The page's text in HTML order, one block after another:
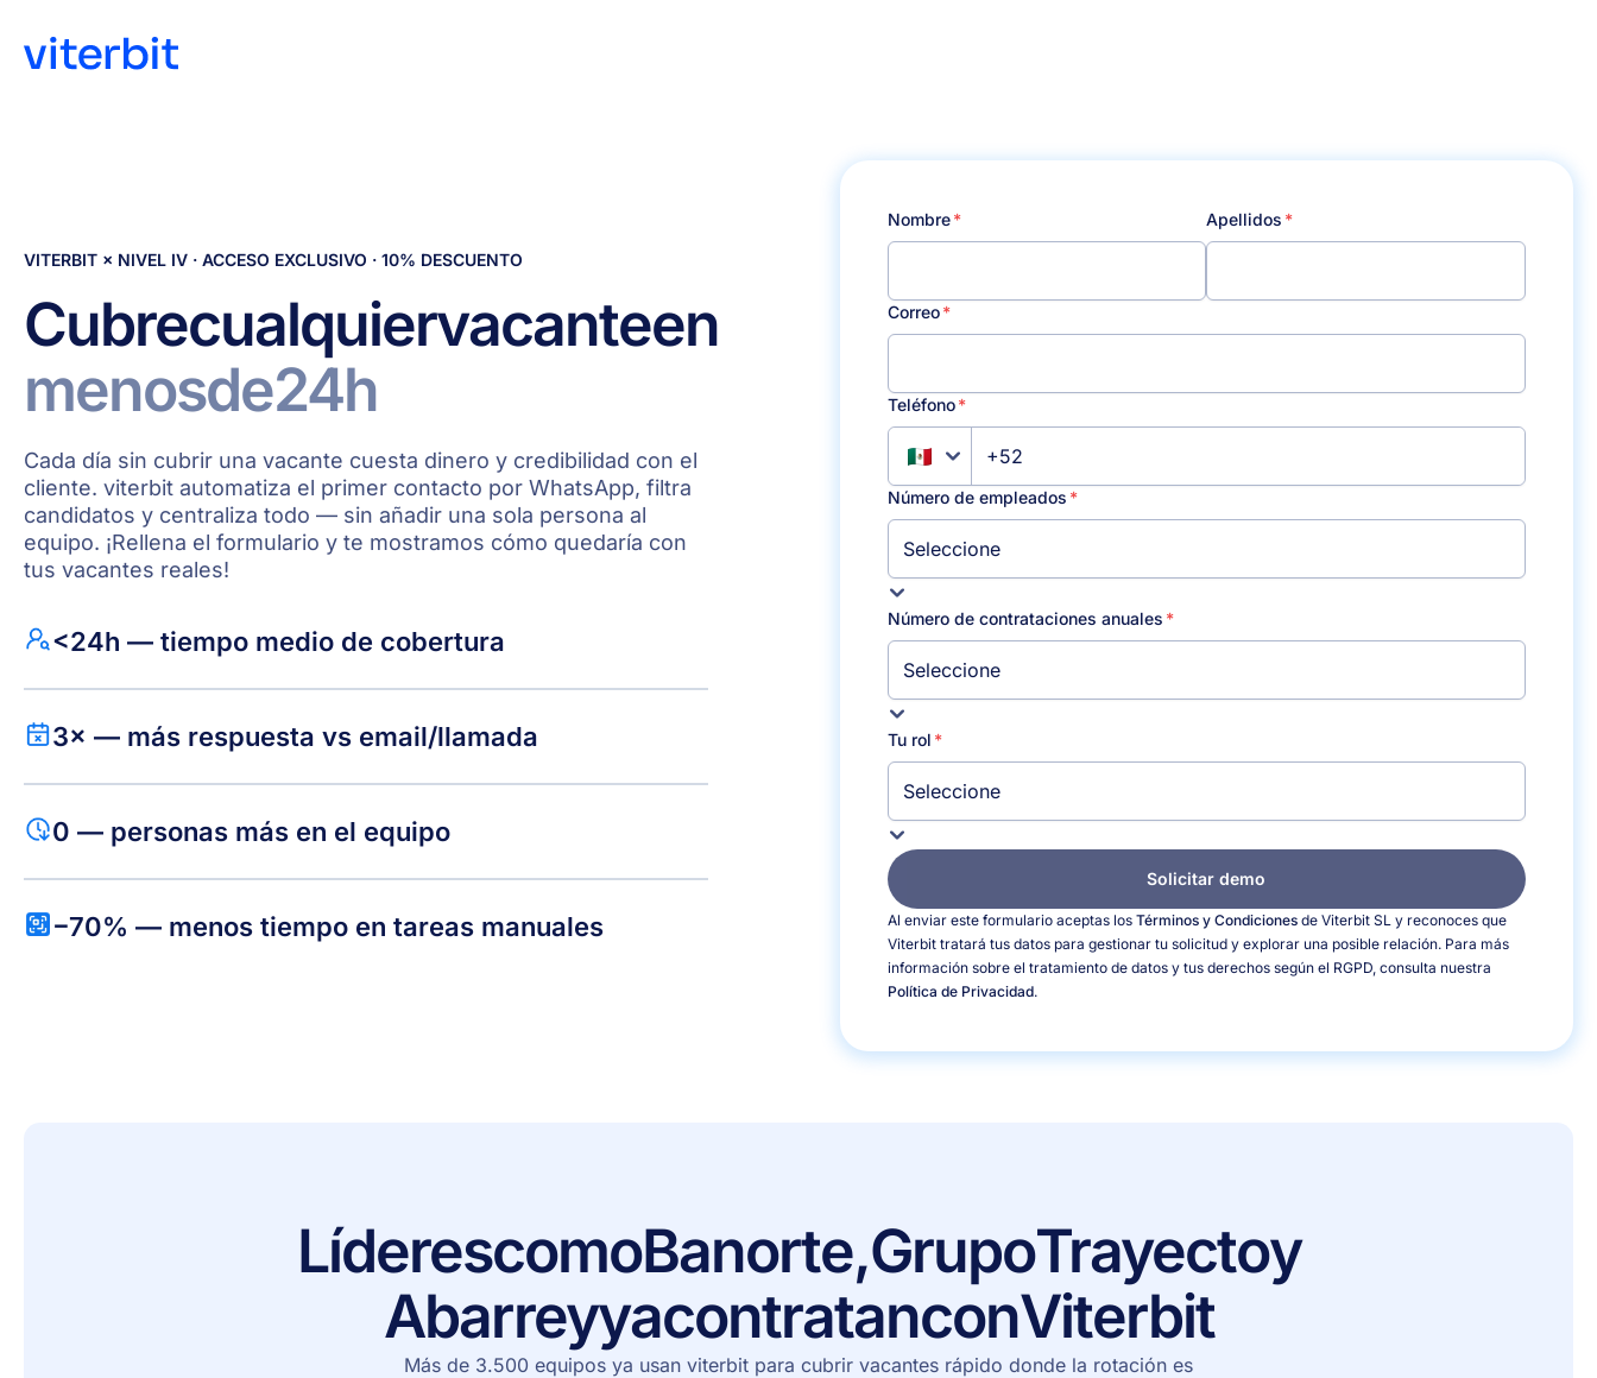
VITERBIT × NIVEL IV · ACCESO EXCLUSIVO · 10% DESCUENTO
Cubrecualquiervacanteen
menosde24h
Cada día sin cubrir una vacante cuesta dinero y credibilidad con el
cliente. viterbit automatiza el primer contacto por WhatsApp, filtra
candidatos y centraliza todo — sin añadir una sola persona al
equipo. ¡Rellena el formulario y te mostramos cómo quedaría con
tus vacantes reales!
<24h — tiempo medio de cobertura
3× — más respuesta vs email/llamada
0 — personas más en el equipo
−70% — menos tiempo en tareas manuales
Nombre Apellidos
Correo
Teléfono
+52
Número de empleados
Número de contrataciones anuales
Tu rol
Solicitar demo
Al enviar este formulario aceptas los Términos y Condiciones de Viterbit SL y reconoces que
Viterbit tratará tus datos para gestionar tu solicitud y explorar una posible relación. Para más
información sobre el tratamiento de datos y tus derechos según el RGPD, consulta nuestra
Política de Privacidad.
LíderescomoBanorte,GrupoTrayectoy
AbarreyyacontratanconViterbit
Más de 3.500 equipos ya usan viterbit para cubrir vacantes rápido donde la rotación es